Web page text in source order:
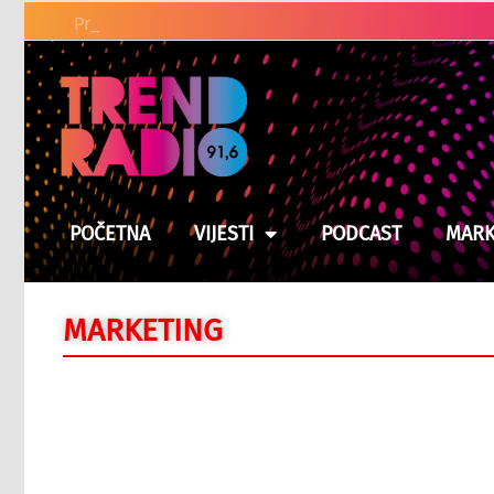
Problem električnih ro
POČETNA VIJESTI PODCAST
MARKETING